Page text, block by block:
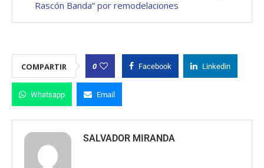
Rascón Banda” por remodelaciones
COMPARTIR 0 Facebook Linkedin
Whatsapp Email
SALVADOR MIRANDA